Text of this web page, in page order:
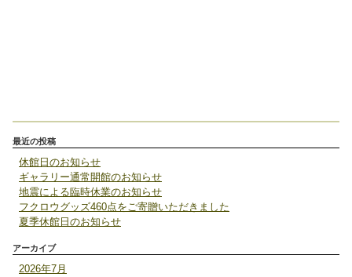
最近の投稿
休館日のお知らせ
ギャラリー通常開館のお知らせ
地震による臨時休業のお知らせ
フクロウグッズ460点をご寄贈いただきました
夏季休館日のお知らせ
アーカイブ
2026年7月